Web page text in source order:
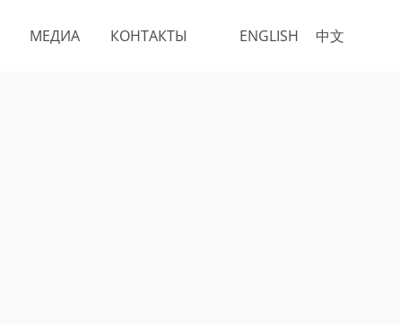
ENGLISH 中文
МЕДИА КОНТАКТЫ